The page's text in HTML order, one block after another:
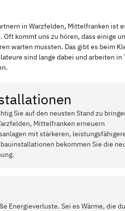
in Warzfelden, Mittelfranken ist
kommt uns zu hören, dass einige
warten mussten. Das gibt es beim
sind lange dabei und arbeiten in
Sie auf den neusten Stand zu
Mittelfranken erneuern
mit stärkeren,
bekommen Sie die
Energieverluste. Sei es Wärme, die